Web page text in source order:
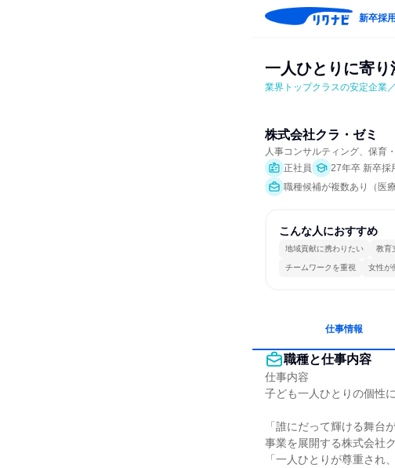
新卒採用
一人ひとりに寄
業界トップクラスの安定企業
株式会社クラ・ゼミ
人事コンサルティング、保育
正社員
27年卒 新卒採
職種候補が複数あり（医
こんな人におすすめ
地域貢献に携わりたい 教育
チームワークを重視 女性が
仕事情報
職種と仕事内容
仕事内容
子ども一人ひとりの個性
「誰にだって輝ける舞台
事業を展開する株式会社
「一人ひとりが尊重され